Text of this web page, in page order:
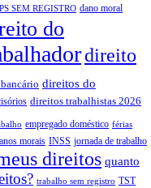
SEM REGISTRO dano moral
do
direito
direitos do
direitos trabalhistas 2026
empregado doméstico férias
morais INSS jornada de trabalho
direitos quanto
trabalho sem registro TST